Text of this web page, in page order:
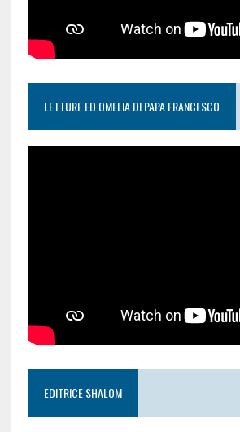
LETTURE ED OMELIA DI PAPA FRANCESCO
EDITRICE SHALOM